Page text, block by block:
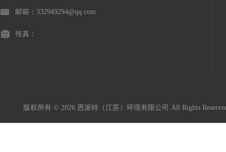
邮箱：332949294@qq.com
传真：
版权所有 © 2026 恩派特（江苏）环境有限公司 All Rights